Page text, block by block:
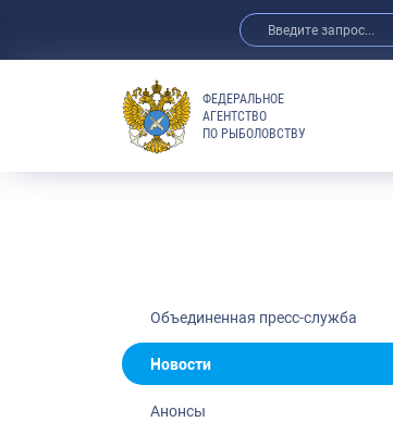
ФЕДЕРАЛЬНОЕ
АГЕНТСТВО
ПО РЫБОЛОВСТВУ
Объединенная пресс-служба
Новости
Анонсы